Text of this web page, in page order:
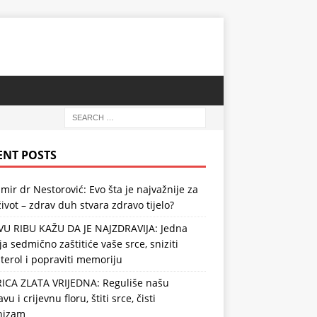
POSTS
dr Nestorović: Evo šta je najvažnije za
– zdrav duh stvara zdravo tijelo?
RIBU KAŽU DA JE NAJZDRAVIJA: Jedna
sedmično zaštitiće vaše srce, sniziti
i popraviti memoriju
ZLATA VRIJEDNA: Reguliše našu
i crijevnu floru, štiti srce, čisti